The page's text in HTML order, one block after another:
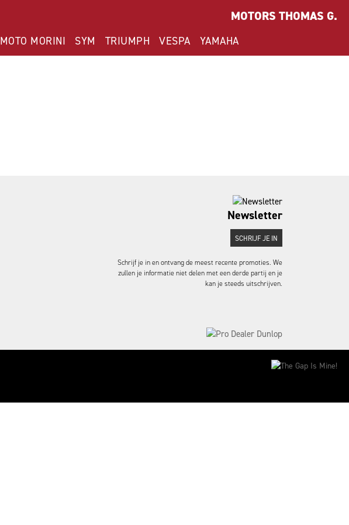
MOTORS THOMAS G.
MOTO MORINI SYM TRIUMPH VESPA YAMAHA
Newsletter
SCHRIJF JE IN
Schrijf je in en ontvang de meest recente promoties. We
zullen je informatie niet delen met een derde partij en je
kan je steeds uitschrijven.